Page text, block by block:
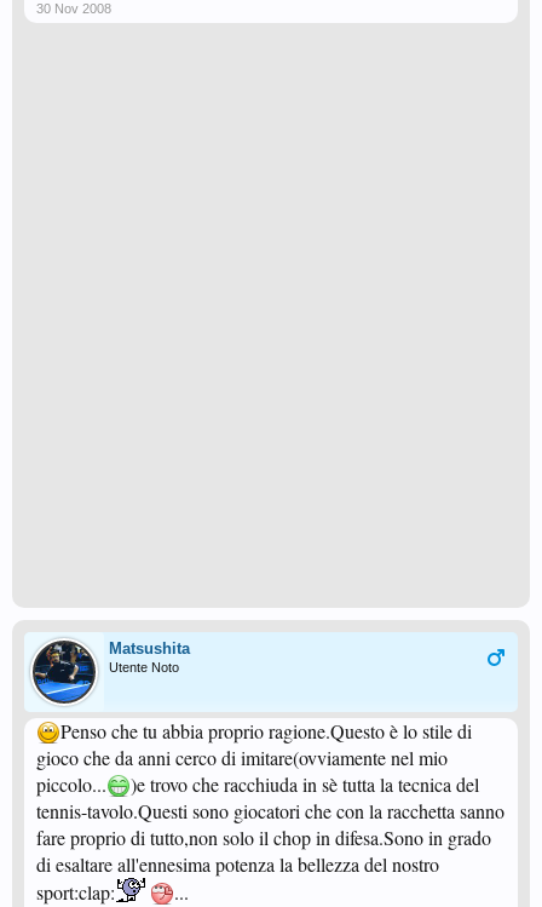
30 Nov 2008
Matsushita
Utente Noto
Penso che tu abbia proprio ragione.Questo è lo stile di
gioco che da anni cerco di imitare(ovviamente nel mio
piccolo...
)e trovo che racchiuda in sè tutta la tecnica del
tennis-tavolo.Questi sono giocatori che con la racchetta sanno
fare proprio di tutto,non solo il chop in difesa.Sono in grado
di esaltare all'ennesima potenza la bellezza del nostro
sport:clap:
...